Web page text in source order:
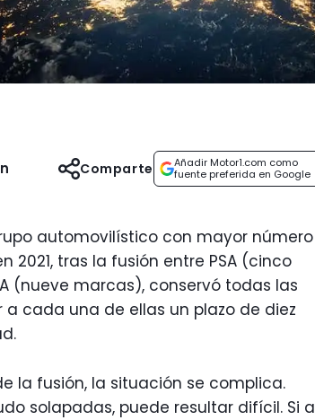
Añadir Motor1.com como
fuente preferida en Google
Comparte
automovilístico con mayor número
2021, tras la fusión entre PSA (cinco
(nueve marcas), conservó todas las
cada una de ellas un plazo de diez
la fusión, la situación se complica.
solapadas, puede resultar difícil. Si a